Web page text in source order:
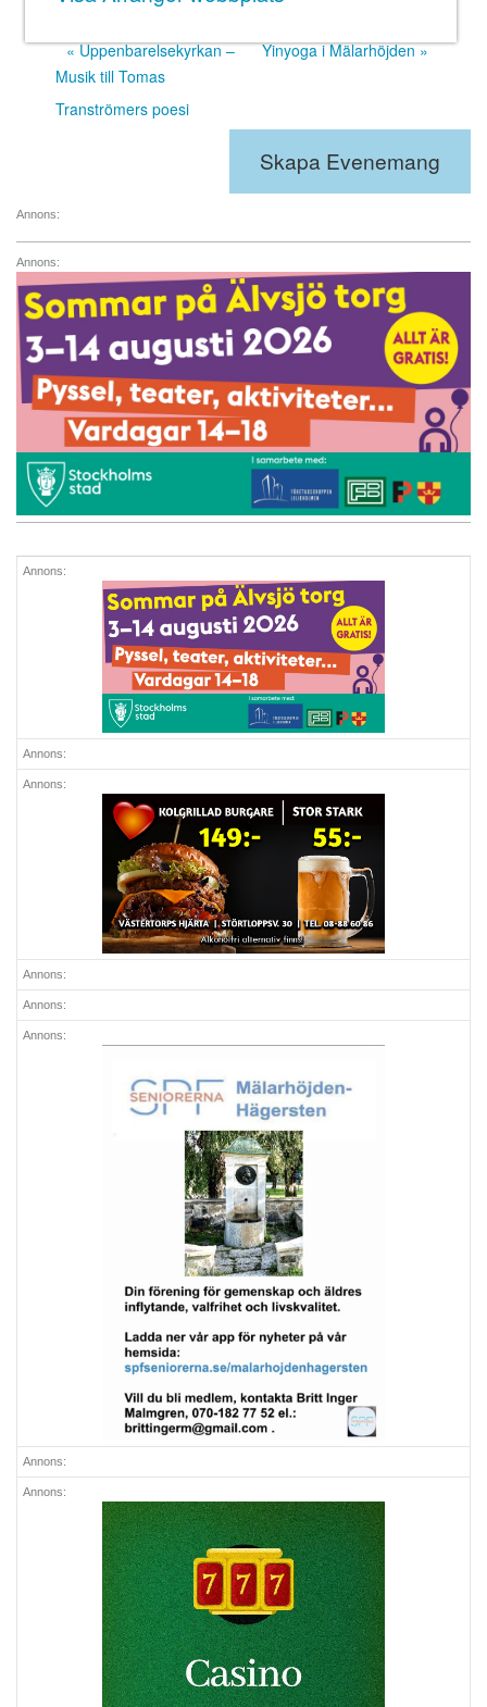
«Uppenbarelsekyrkan –
Musik till Tomas
Tranströmers poesi
Yinyoga i Mälarhöjden»
Skapa Evenemang
Annons:
Annons:
Annons:
Annons:
Annons:
Annons:
Annons:
Annons:
Annons:
Annons: